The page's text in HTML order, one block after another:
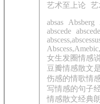
艺术至上论
艺
absas
Absberg
abscede
女生发圈情感
豆瓣情感散文
伤感的情歌情
写情感的句子
情感散文经典